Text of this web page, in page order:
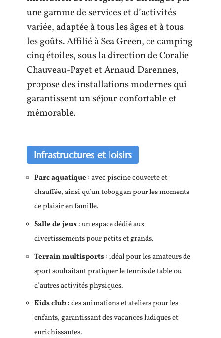
une gamme de services et d’activités
variée, adaptée à tous les âges et à tous
les goûts. Affilié à Sea Green, ce camping
cinq étoiles, sous la direction de Coralie
Chauveau-Payet et Arnaud Darennes,
propose des installations modernes qui
garantissent un séjour confortable et
mémorable.
Infrastructures et loisirs
Parc aquatique : avec piscine couverte et
chauffée, ainsi qu’un toboggan pour les moments
de plaisir en famille.
Salle de jeux: un espace dédié aux
divertissements pour petits et grands.
Terrain multisports: idéal pour les amateurs de
sport souhaitant pratiquer le tennis de table ou
d’autres activités physiques.
Kids club: des animations et ateliers pour les
enfants, garantissant des vacances ludiques et
enrichissantes.